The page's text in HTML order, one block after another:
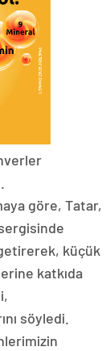
göre, Tatar,
küçük
katkıda
söyledi.